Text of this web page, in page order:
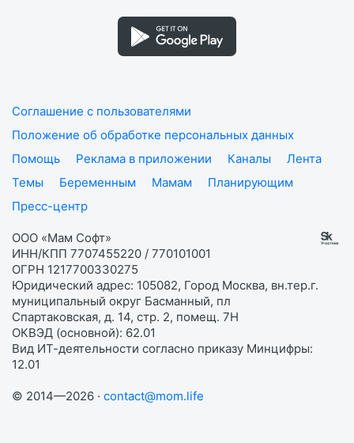
Соглашение с пользователями
Положение об обработке персональных данных
Помощь
Реклама в приложении Каналы
Лента
Темы
Беременным Мамам
Планирующим
Пресс-центр
ООО «Мам Софт»
ИНН/КПП 7707455220 / 770101001
ОГРН 1217700330275
Юридический адрес: 105082, Город Москва, вн.тер.г.
муниципальный округ Басманный, пл
Спартаковская, д. 14, стр. 2, помещ. 7Н
ОКВЭД (основной): 62.01
Вид ИТ-деятельности согласно приказу Минцифры:
12.01
© 2014—2026 · contact@mom.life